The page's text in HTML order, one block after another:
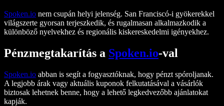
Spoken.io nem csupán helyi jelenség. San Franciscó-i gyökerekkel
világszerte gyorsan terjeszkedik, és rugalmasan alkalmazkodik a
különböző nyelvekhez és regionális kiskereskedelmi igényekhez.
Pénzmegtakarítás a Spoken.io-val
Spoken.io abban is segít a fogyasztóknak, hogy pénzt spóroljanak.
A legjobb árak vagy aktuális kuponok felkutatásával a vásárlók
biztosak lehetnek benne, hogy a lehető legkedvezőbb ajánlatokat
kapják.